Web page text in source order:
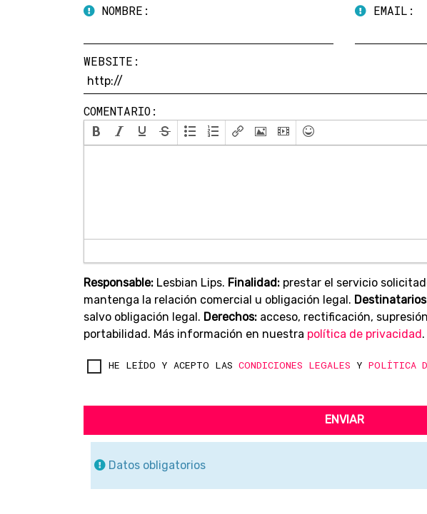
NOMBRE: EMAIL:
WEBSITE:
COMENTARIO:
Responsable: Lesbian Lips. Finalidad: prestar el servicio
mantenga la relación comercial u obligación legal.
salvo obligación legal. Derechos: acceso, rectificación,
portabilidad. Más información en nuestra política de privacidad .
HE LEÍDO Y ACEPTO LAS CONDICIONES LEGALES Y POLÍTICA
ENVIAR
Datos obligatorios